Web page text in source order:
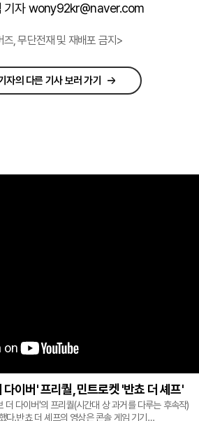
기자 wony92kr@naver.com
, 무단전재 및 재배포 금지>
자의 다른 기사 보러 가기
이버' 프리퀄, 민트로켓 '반쵸 더 셰프'
더 다이버'의 프리퀄(시간대 상 과거를 다루는 후속작)
다.반쵸 더 셰프의 영상은 콘솔 게임 기기